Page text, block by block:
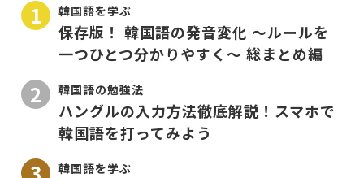
韓国語を学ぶ
保存版！ 韓国語の発音変化 〜ルールを
一つひとつ分かりやすく〜 総まとめ編
韓国語の勉強法
ハングルの入力方法徹底解説！スマホで
韓国語を打ってみよう
韓国語を学ぶ